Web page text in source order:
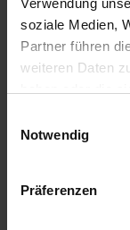
Verwendung
soziale Medien,
Partner führen
weiteren Daten
Weitere
Notwendig
Präferenzen
Back to